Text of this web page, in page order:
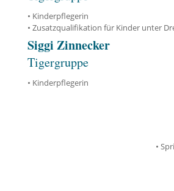
• Kinderpflegerin
• Zusatzqualifikation für Kinder unter
Siggi Zinnecker
Tigergruppe
• Kinderpflegerin
•